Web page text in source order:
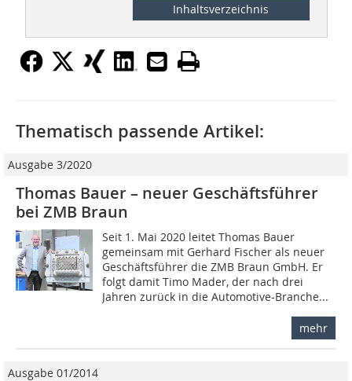
Inhaltsverzeichnis
Thematisch passende Artikel:
Ausgabe 3/2020
Thomas Bauer – neuer Geschäftsführer
bei ZMB Braun
Seit 1. Mai 2020 leitet Thomas Bauer
gemeinsam mit Gerhard Fischer als neuer
Geschäftsführer die ZMB Braun GmbH. Er
folgt damit Timo Mader, der nach drei
Jahren zurück in die Automotive-Branche...
mehr
Ausgabe 01/2014